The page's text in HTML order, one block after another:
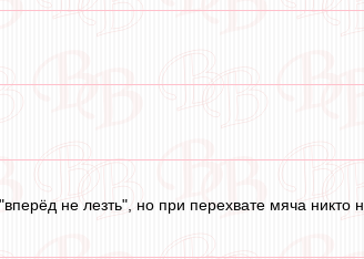
не лезть", но при перехвате мяча никто